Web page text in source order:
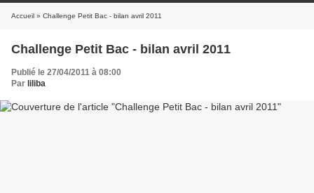
Accueil » Challenge Petit Bac - bilan avril 2011
Challenge Petit Bac - bilan avril 2011
Publié le 27/04/2011 à 08:00
Par liliba